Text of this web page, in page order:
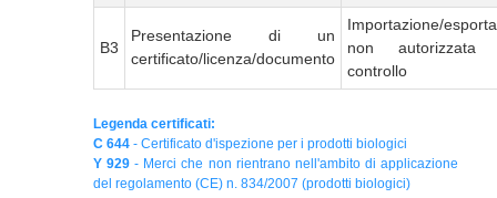
B3
Presentazione di un
certificato/licenza/documento
Importazione/
non autorizzata
controllo
Legenda certificati:
C 644 - Certificato d'ispezione per i prodotti biologici
Y 929 - Merci che non rientrano nell'ambito di applicazione
del regolamento (CE) n. 834/2007 (prodotti biologici)